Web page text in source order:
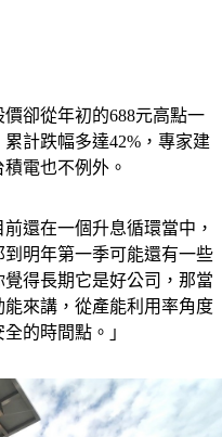
卻從年初的688元高點一
計跌幅多達42%，專家建
還在一個升息循環當中，
明年第一季可能還有一些
得長期它是好公司，那當
來講，從產能利用率角度